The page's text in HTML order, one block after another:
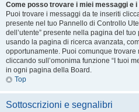
Come posso trovare i miei messaggi e
Puoi trovare i messaggi da te inseriti
presente nel tuo Pannello di Controllo
dell’utente” presente nella pagina del
usando la pagina di ricerca avanzata,
opportunamente. Puoi comunque
cliccando sull’omonima funzione “I tuoi
in ogni pagina della Board.
Top
Sottoscrizioni e segnalibri